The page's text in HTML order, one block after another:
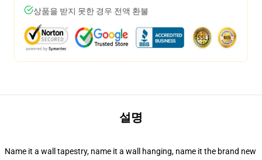
상품을 받지 못한 경우 전액 환불
설명
Name it a wall tapestry, name it a wall hanging, name it the brand new